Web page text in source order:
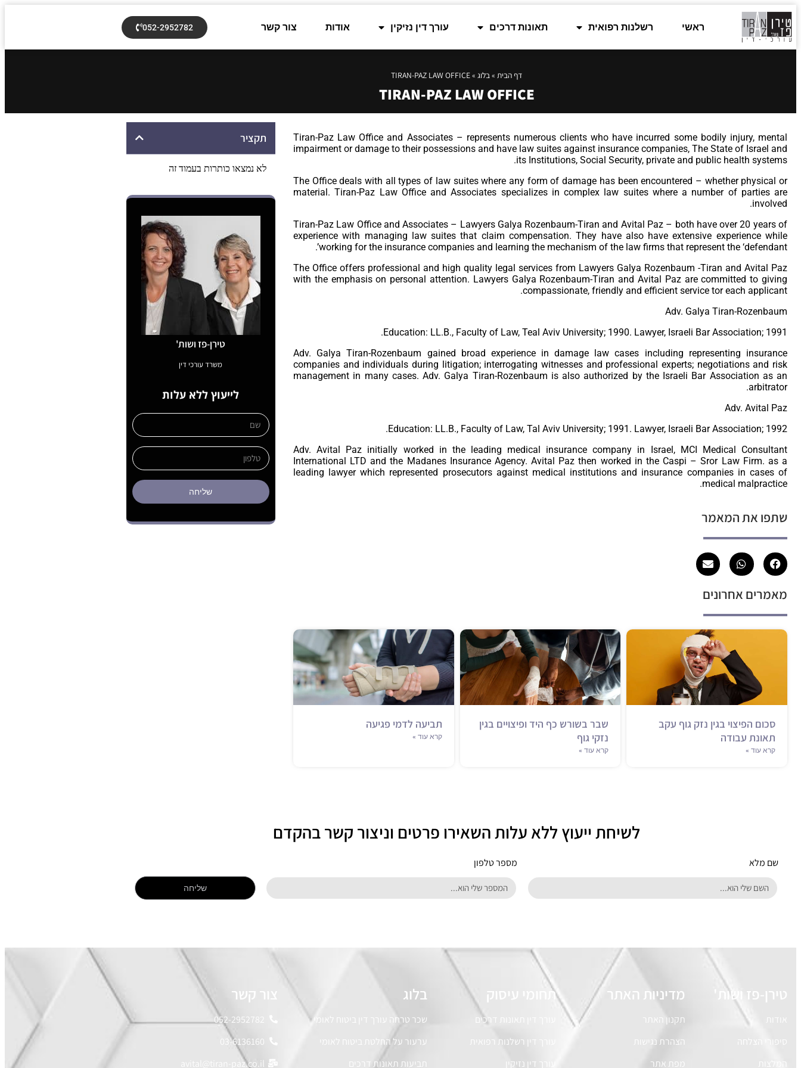
ראשי רשלנות רפואית תאונות דרכים עורך דין נזיקין אודות צור קשר 052-2952782
דף הבית » בלוג »
TIRAN-PAZ LAW OFFICE
TIRAN-PAZ LAW OFFICE
Tiran-Paz Law Office and Associates – represents numerous clients who have incurred some bodily injury, mental
impairment or damage to their possessions and have law suites against insurance companies, The State of Israel and
its Institutions, Social Security, private and public health systems.
The Office deals with all types of law suites where any form of damage has been encountered – whether physical or
material. Tiran-Paz Law Office and Associates specializes in complex law suites where a number of parties are
involved.
Tiran-Paz Law Office and Associates – Lawyers Galya Rozenbaum-Tiran and Avital Paz – both have over 20 years of
experience with managing law suites that claim compensation. They have also have extensive experience while
working for the insurance companies and learning the mechanism of the law firms that represent the ‘defendant’.
The Office offers professional and high quality legal services from Lawyers Galya Rozenbaum -Tiran and Avital Paz
with the emphasis on personal attention. Lawyers Galya Rozenbaum-Tiran and Avital Paz are committed to giving
compassionate, friendly and efficient service tor each applicant.
Adv. Galya Tiran-Rozenbaum
Education: LL.B., Faculty of Law, Teal Aviv University; 1990. Lawyer, Israeli Bar Association; 1991.
Adv. Galya Tiran-Rozenbaum gained broad experience in damage law cases including representing insurance
companies and individuals during litigation; interrogating witnesses and professional experts; negotiations and risk
management in many cases. Adv. Galya Tiran-Rozenbaum is also authorized by the Israeli Bar Association as an
arbitrator.
Adv. Avital Paz
Education: LL.B., Faculty of Law, Tal Aviv University; 1991. Lawyer, Israeli Bar Association; 1992.
Adv. Avital Paz initially worked in the leading medical insurance company in Israel, MCI Medical Consultant
International LTD and the Madanes Insurance Agency. Avital Paz then worked in the Caspi – Sror Law Firm. as a
leading lawyer which represented prosecutors against medical institutions and insurance companies in cases of
medical malpractice.
שתפו את המאמר
מאמרים אחרונים
סכום הפיצוי בגין נזק גוף עקב
תאונת עבודה
קרא עוד »
שבר בשורש כף היד ופיצויים בגין
נזקי גוף
קרא עוד »
תביעה לדמי פגיעה
קרא עוד »
תקציר
לא נמצאו כותרות בעמוד זה
טירן-פז ושות'
משרד עורכי דין
לייעוץ ללא עלות
שליחה
לשיחת ייעוץ ללא עלות השאירו פרטים וניצור קשר בהקדם
שם מלא מספר טלפון
שליחה
טירן-פז ושות'
אודות
סיפורי הצלחה
המלצות
מדיניות האתר
תקנון האתר
הצהרת נגישות
מפת אתר
תחומי עיסוק
עורך דין תאונות דרכים
עורך דין רשלנות רפואית
עורך דין נזיקין
בלוג
שכר טרחה עורך דין ביטוח לאומי
ערעור על החלטת ביטוח לאומי
תביעות תאונות דרכים
צור קשר
052-2952782
03-6136160
avital@tiran-paz.co.il